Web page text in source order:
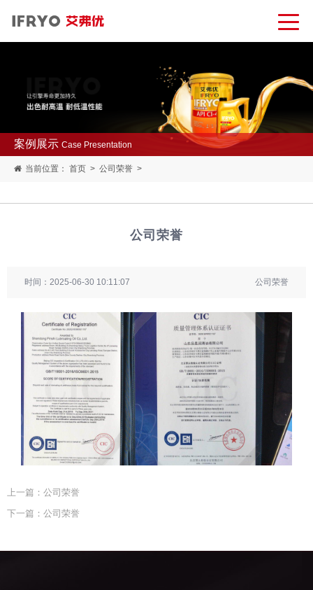
案例展示 Case Presentation
当前位置： 首页 > 公司荣誉 >
公司荣誉
时间：2025-06-30 10:11:07 公司荣誉
上一篇：公司荣誉
下一篇：公司荣誉